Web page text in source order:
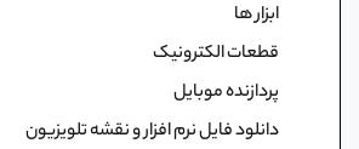
ابزار ها
قطعات الکترونیک
پردازنده موبایل
دانلود فایل نرم افزار و نقشه تلویزیون